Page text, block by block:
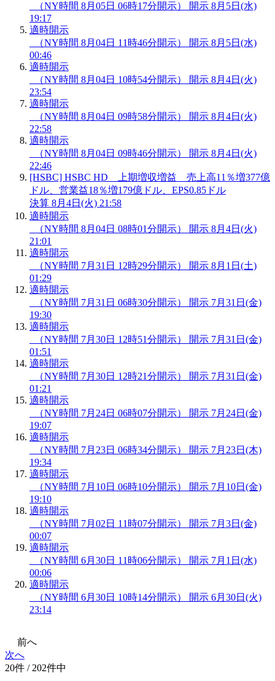
（NY時間 8月05日 06時17分開示）
開示 8月5日(水)
19:17
適時開示
（NY時間 8月04日 11時46分開示）
開示 8月5日(水)
00:46
適時開示
（NY時間 8月04日 10時54分開示）
開示 8月4日(火)
23:54
適時開示
（NY時間 8月04日 09時58分開示）
開示 8月4日(火)
22:58
適時開示
（NY時間 8月04日 09時46分開示）
開示 8月4日(火)
22:46
[HSBC] HSBC HD 上期増収増益 売上高11％増377億
ドル、営業益18％増179億ドル、EPS0.85ドル
決算 8月4日(火) 21:58
適時開示
（NY時間 8月04日 08時01分開示）
開示 8月4日(火)
21:01
適時開示
（NY時間 7月31日 12時29分開示）
開示 8月1日(土)
01:29
適時開示
（NY時間 7月31日 06時30分開示）
開示 7月31日(金)
19:30
適時開示
（NY時間 7月30日 12時51分開示）
開示 7月31日(金)
01:51
適時開示
（NY時間 7月30日 12時21分開示）
開示 7月31日(金)
01:21
適時開示
（NY時間 7月24日 06時07分開示）
開示 7月24日(金)
19:07
適時開示
（NY時間 7月23日 06時34分開示）
開示 7月23日(木)
19:34
適時開示
（NY時間 7月10日 06時10分開示）
開示 7月10日(金)
19:10
適時開示
（NY時間 7月02日 11時07分開示）
開示 7月3日(金)
00:07
適時開示
（NY時間 6月30日 11時06分開示）
開示 7月1日(水)
00:06
適時開示
（NY時間 6月30日 10時14分開示）
開示 6月30日(火)
23:14
前へ
次へ
20件 / 202件中